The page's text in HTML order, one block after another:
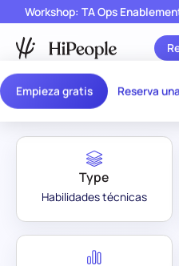
Empieza gratis Reserva
Workshop: TA Ops
Assessment Library
Type
Habilidades técnicas